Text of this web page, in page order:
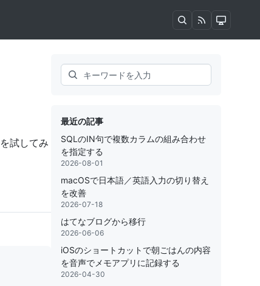
を試してみ
Search
最近の記事
SQLのIN句で複数カラムの組み合わせ
を指定する
2026-08-01
macOSで日本語／英語入力の切り替え
を改善
2026-07-18
はてなブログから移行
2026-06-06
iOSのショートカットで朝ごはんの内容
を音声でメモアプリに記録する
2026-04-30